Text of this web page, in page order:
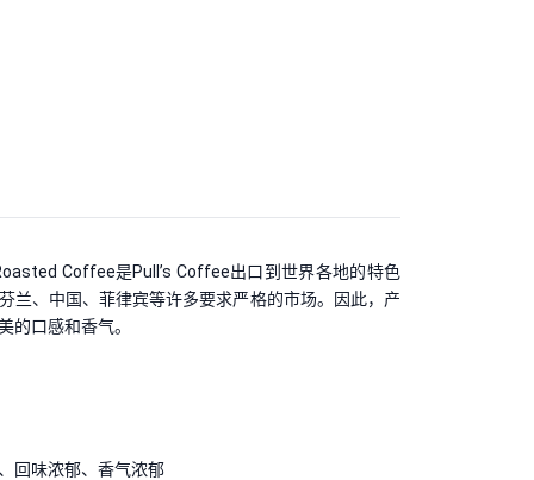
Coffee是Pull’s Coffee出口到世界各地的特色
兰、中国、菲律宾等许多要求严格的市场。因此，产
的口感和香气。
回味浓郁、香气浓郁